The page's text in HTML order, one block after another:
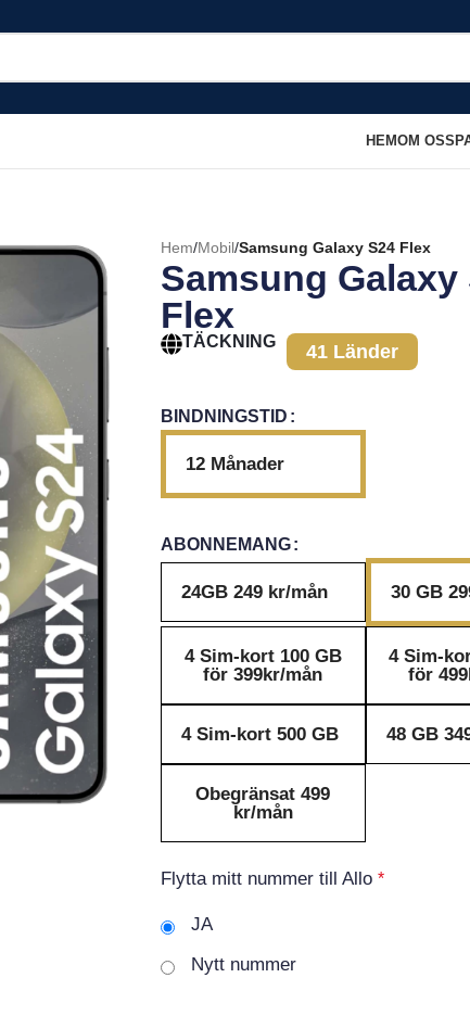
HEMOM OSS
Hem/Mobil/Samsung Galaxy S24 Flex
Samsung Galaxy
Flex
TÄCKNING 41 Länder
BINDNINGSTID
12 Månader
ABONNEMANG
24GB 249 kr/mån 30 GB
4 Sim-kort 100 GB
för 399kr/mån
4 Sim-
för
4 Sim-kort 500 GB 48 GB
Obegränsat 499
kr/mån
Flytta mitt nummer till Allo *
JA
Nytt nummer